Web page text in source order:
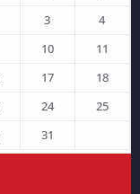
3
4
10
11
17
18
24
25
31